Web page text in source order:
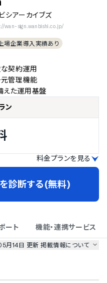
シアーカイブズ
wan-sign.wanbishi.co.jp/
上場企業導入実績あり
契約運用
管理機能
えた運用基盤
ン
料金プランを見る
診断する(無料)
ート 機能・連携サービス
月14日 更新掲載情報について
のサービスデータを参照しています。